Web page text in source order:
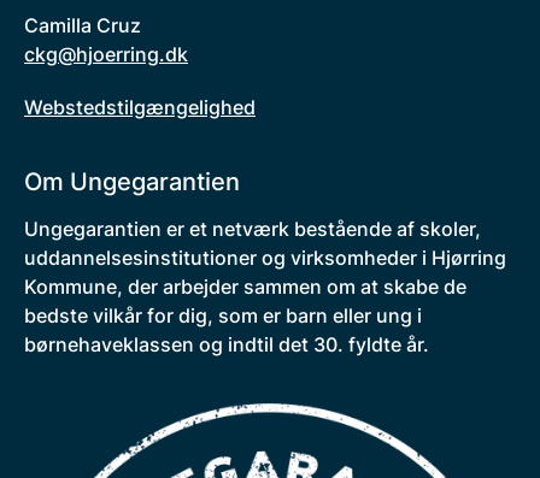
Camilla Cruz
ckg@hjoerring.dk
Webstedstilgængelighed
Om Ungegarantien
Ungegarantien er et netværk bestående af skoler,
uddannelsesinstitutioner og virksomheder i Hjørring
Kommune, der arbejder sammen om at skabe de
bedste vilkår for dig, som er barn eller ung i
børnehaveklassen og indtil det 30. fyldte år.